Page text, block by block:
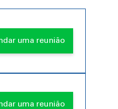
uma reunião
uma reunião